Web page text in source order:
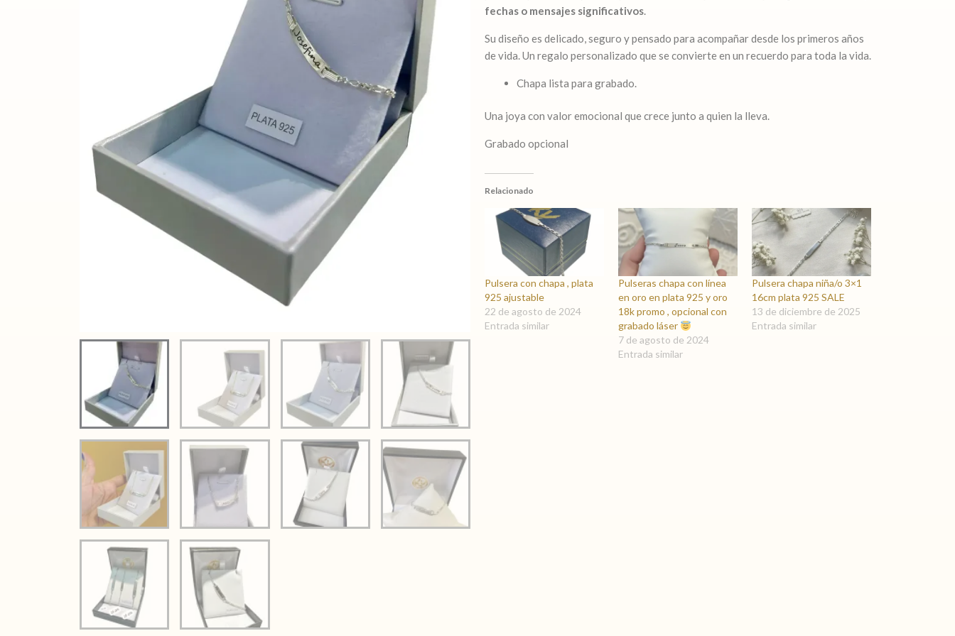
fechas o mensajes significativos.
Su diseño es delicado, seguro y pensado para acompañar desde los primeros años
de vida. Un regalo personalizado que se convierte en un recuerdo para toda la vida.
Chapa lista para grabado.
Una joya con valor emocional que crece junto a quien la lleva.
Grabado opcional
Relacionado
Pulsera con chapa , plata
925 ajustable
22 de agosto de 2024
Entrada similar
Pulseras chapa con línea
en oro en plata 925 y oro
18k promo , opcional con
grabado láser
7 de agosto de 2024
Entrada similar
Pulsera chapa niña/o 3×1
16cm plata 925 SALE
13 de diciembre de 2025
Entrada similar